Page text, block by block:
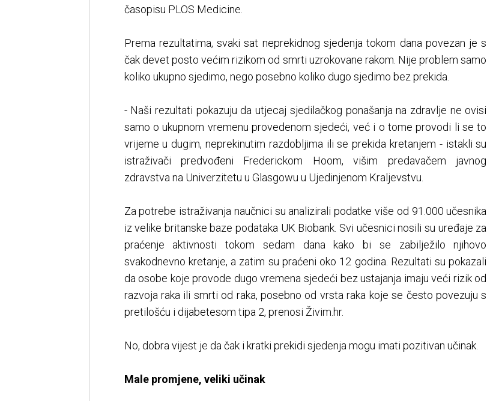
časopisu PLOS Medicine.
Prema rezultatima, svaki sat neprekidnog sjedenja tokom dana povezan je s
čak devet posto većim rizikom od smrti uzrokovane rakom. Nije problem samo
koliko ukupno sjedimo, nego posebno koliko dugo sjedimo bez prekida.
- Naši rezultati pokazuju da utjecaj sjedilačkog ponašanja na zdravlje ne ovisi
samo o ukupnom vremenu provedenom sjedeći, već i o tome provodi li se to
vrijeme u dugim, neprekinutim razdobljima ili se prekida kretanjem - istakli su
istraživači predvođeni Frederickom Hoom, višim predavačem javnog
zdravstva na Univerzitetu u Glasgowu u Ujedinjenom Kraljevstvu.
Za potrebe istraživanja naučnici su analizirali podatke više od 91.000 učesnika
iz velike britanske baze podataka UK Biobank. Svi učesnici nosili su uređaje za
praćenje aktivnosti tokom sedam dana kako bi se zabilježilo njihovo
svakodnevno kretanje, a zatim su praćeni oko 12 godina. Rezultati su pokazali
da osobe koje provode dugo vremena sjedeći bez ustajanja imaju veći rizik od
razvoja raka ili smrti od raka, posebno od vrsta raka koje se često povezuju s
pretilošću i dijabetesom tipa 2, prenosi Živim.hr.
No, dobra vijest je da čak i kratki prekidi sjedenja mogu imati pozitivan učinak.
Male promjene, veliki učinak